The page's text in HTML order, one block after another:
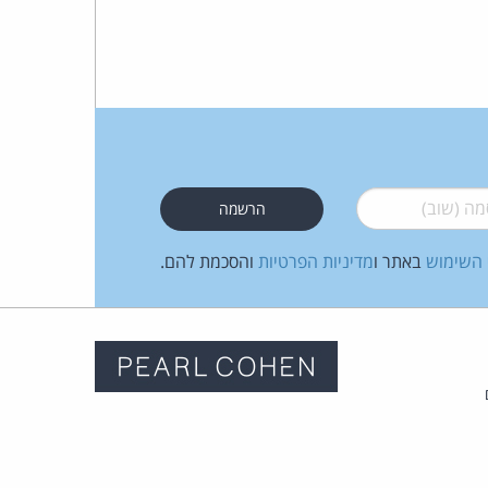
(שוב)*
השימוש באתר ומדיניות הפרטיות והסכמת להם.